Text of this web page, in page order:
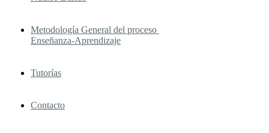
Metodología General del proceso
Enseñanza-Aprendizaje
Tutorías
Contacto